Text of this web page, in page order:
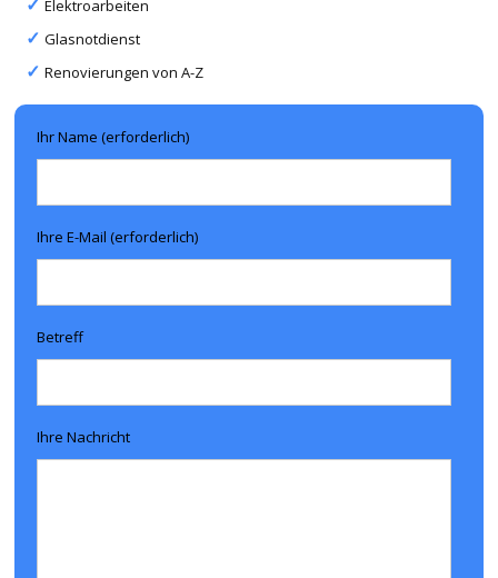
Elektroarbeiten
Glasnotdienst
Renovierungen von A-Z
Ihr Name (erforderlich)
Ihre E-Mail (erforderlich)
Betreff
Ihre Nachricht